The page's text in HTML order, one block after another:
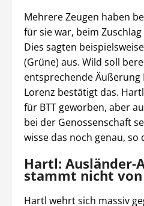
Mehrere Zeugen haben
für sie war, beim
Dies sagten
(Grüne) aus. Wild soll
entsprechende
Lorenz bestätigt das.
für BTT geworben, aber
bei der Genossenschaft
wisse das noch genau,
Hartl: Ausländer-
stammt nicht
Hartl wehrt sich massiv